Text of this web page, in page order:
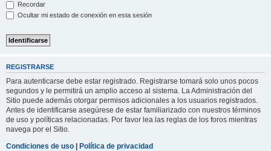
Recordar
Ocultar mi estado de conexión en esta sesión
REGISTRARSE
Para autenticarse debe estar registrado. Registrarse tomará solo unos pocos
segundos y le permitirá un amplio acceso al sistema. La Administración del
Sitio puede además otorgar permisos adicionales a los usuarios registrados.
Antes de identificarse asegúrese de estar familiarizado con nuestros términos
de uso y políticas relacionadas. Por favor lea las reglas de los foros mientras
navega por el Sitio.
Condiciones de uso | Política de privacidad